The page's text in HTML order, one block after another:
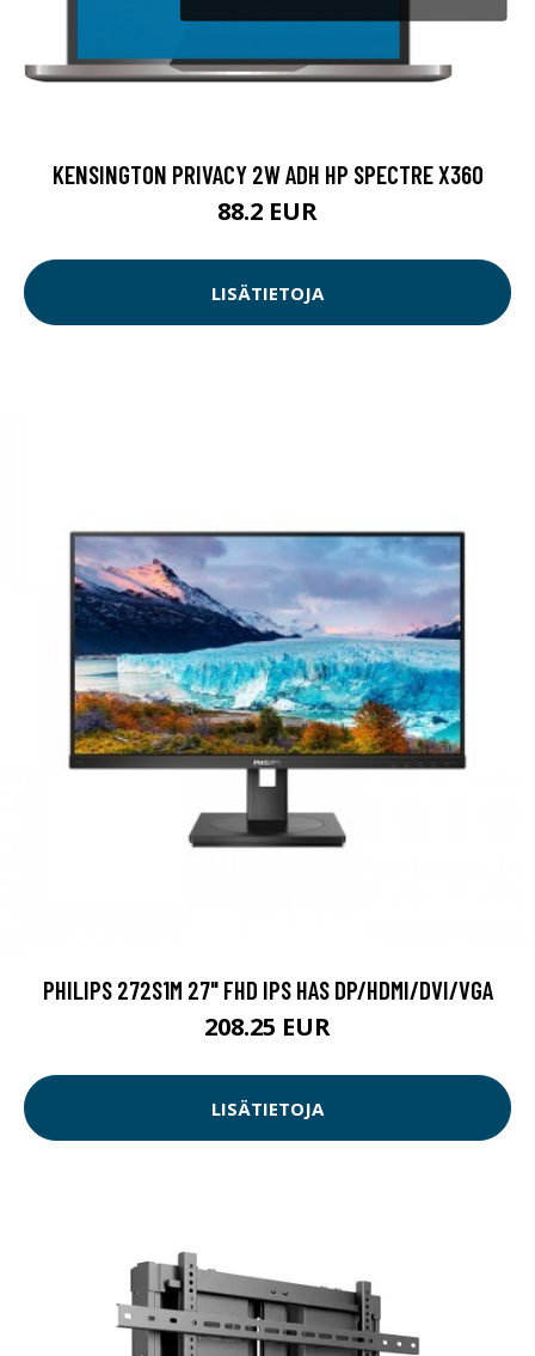
KENSINGTON PRIVACY 2W ADH HP SPECTRE X360
88.2 EUR
LISÄTIETOJA
PHILIPS 272S1M 27" FHD IPS HAS DP/HDMI/DVI/VGA
208.25 EUR
LISÄTIETOJA